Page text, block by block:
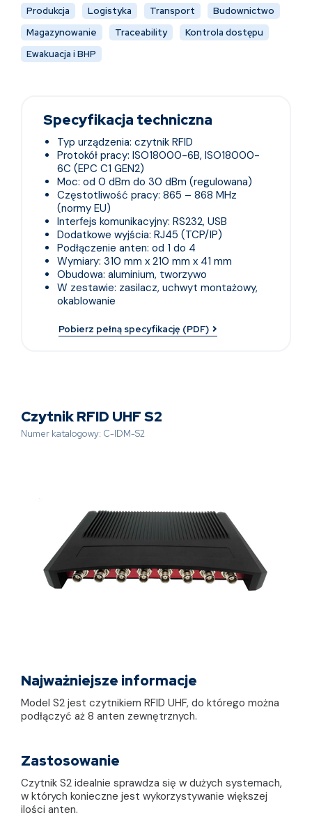
Produkcja Logistyka Transport
Budownictwo
Magazynowanie
Traceability
Kontrola dostępu
Ewakuacja i BHP
Specyfikacja techniczna
Typ urządzenia: czytnik RFID
Protokół pracy: ISO18000-6B, ISO18000-
6C (EPC C1 GEN2)
Moc: od 0 dBm do 30 dBm (regulowana)
Częstotliwość pracy: 865 – 868 MHz
(normy EU)
Interfejs komunikacyjny: RS232, USB
Dodatkowe wyjścia: RJ45 (TCP/IP)
Podłączenie anten: od 1 do 4
Wymiary: 310 mm x 210 mm x 41 mm
Obudowa: aluminium, tworzywo
W zestawie: zasilacz, uchwyt montażowy,
okablowanie
Pobierz pełną specyfikację (PDF)
Czytnik RFID UHF S2
Numer katalogowy: C-IDM-S2
Najważniejsze informacje
Model S2 jest czytnikiem RFID UHF, do którego można
podłączyć aż 8 anten zewnętrznych.
Zastosowanie
Czytnik S2 idealnie sprawdza się w dużych systemach,
w których konieczne jest wykorzystywanie większej
ilości anten.